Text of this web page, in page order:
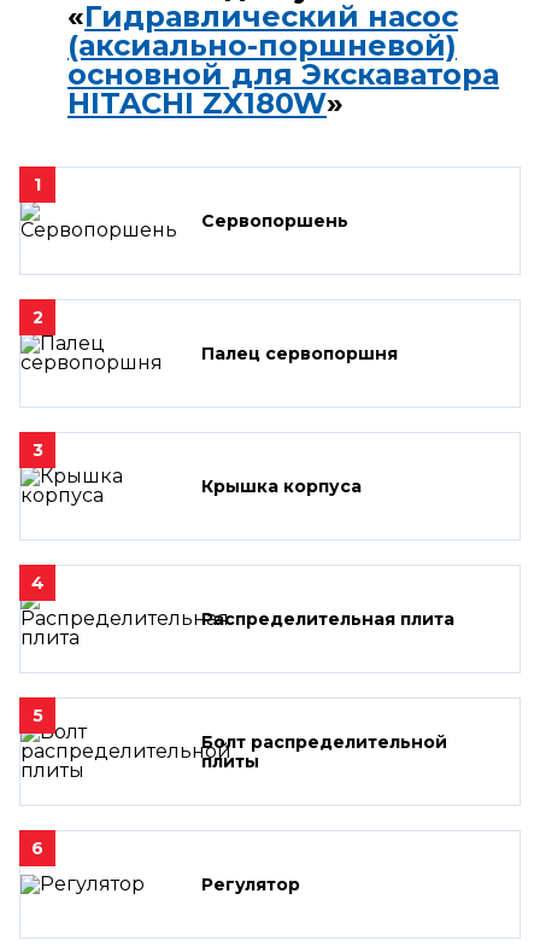
«Гидравлический насос
(аксиально-поршневой)
основной для Экскаватора
HITACHI ZX180W»
1
Сервопоршень
2
Палец сервопоршня
3
Крышка корпуса
4
Распределительная плита
5
Болт распределительной
плиты
6
Регулятор